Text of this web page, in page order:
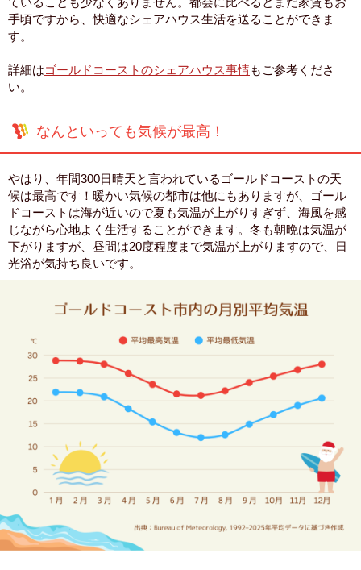
手頃ですから、快適なシェアハウス生活を送ることができま
す。
詳細はゴールドコーストのシェアハウス事情もご参考くださ
い。
なんといっても気候が最高！
やはり、年間300日晴天と言われているゴールドコーストの天
候は最高です！暖かい気候の都市は他にもありますが、ゴール
ドコーストは海が近いので夏も気温が上がりすぎず、海風を感
じながら心地よく生活することができます。冬も朝晩は気温が
下がりますが、昼間は20度程度まで気温が上がりますので、日
光浴が気持ち良いです。